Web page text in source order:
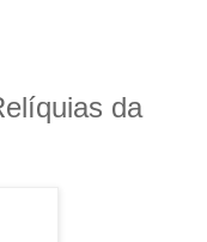
da